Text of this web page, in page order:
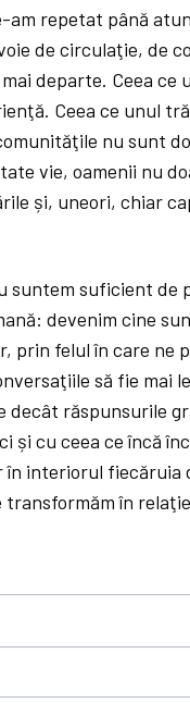
am repetat până
de circulaţie, de
departe. Ceea
Ceea ce unul
nu sunt
vie, oamenii nu
și, uneori, chiar
suntem suficient de
devenim cine
prin felul în care ne
să fie mai
răspunsurile
și cu ceea ce încă
în interiorul
transformăm în